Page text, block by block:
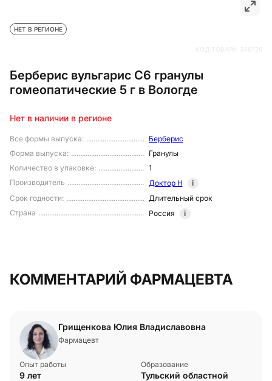
Берберис вульгарис С6 гранулы
гомеопатические 5 г в Вологде
НЕТ В РЕГИОНЕ
Все формы выпуска:
Берберис
Форма выпуска:
Гранулы
Количество в упаковке:
1
Производитель
Доктор Н
i
Срок годности:
Длительный срок
Страна
Россия i
Нет в наличии в регионе
КОММЕНТАРИЙ ФАРМАЦЕВТА
Грищенкова Юлия Владиславовна
Фармацевт
Опыт работы
9 лет
Образование
Тульский областной